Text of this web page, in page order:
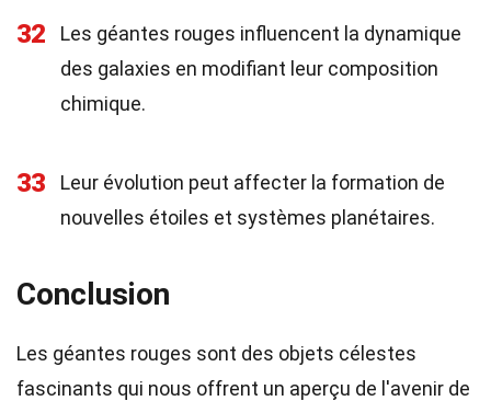
32
Les géantes rouges influencent la dynamique
des galaxies en modifiant leur composition
chimique.
33
Leur évolution peut affecter la formation de
nouvelles étoiles et systèmes planétaires.
Conclusion
Les géantes rouges sont des objets célestes
fascinants qui nous offrent un aperçu de l'avenir de